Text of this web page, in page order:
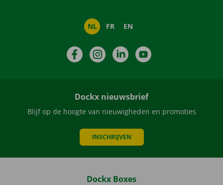
NL FR EN
FacebookInstagramLinkedIn
Dockx nieuwsbrief
Blijf op de hoogte van nieuwigheden en promoties
INSCHRIJVEN
Dockx Boxes